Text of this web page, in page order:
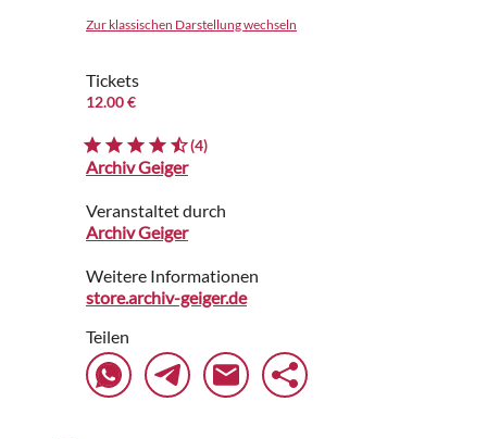
Zur klassischen Darstellung wechseln
Tickets
12.00 €
(4)
Archiv Geiger
Veranstaltet durch
Archiv Geiger
Weitere Informationen
store.archiv-geiger.de
Teilen